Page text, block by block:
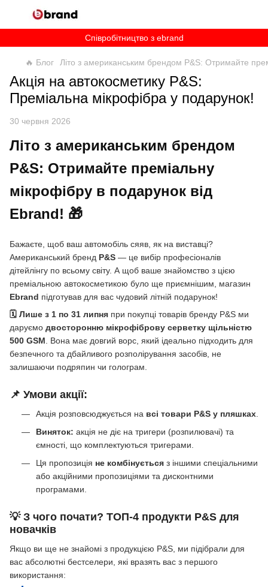
Співробітництво з ebrand
🔥 Блог Літо з американським брендом P&S: Отримайте
Акція на автокосметику P&S:
Преміальна мікрофібра у подарунок!
30 червня 2026
Літо з американським брендом
P&S: Отримайте преміальну
мікрофібру в подарунок від
Ebrand! 🎁
Бажаєте, щоб ваш автомобіль сяяв, як на виставці?
Американський бренд P&S — це вибір професіоналів
дітейлінгу по всьому світу. А щоб ваше знайомство з цією
преміальною автокосметикою було ще приємнішим, магазин
Ebrand підготував для вас чудовий літній подарунок!
🗓 Лише з 1 по 31 липня при покупці товарів бренду P&S ми
даруємо двосторонню мікрофіброву серветку щільністю
500 GSM . Вона має довгий ворс, який ідеально підходить для
безпечного та дбайливого розполірування засобів, не
залишаючи подряпин чи голограм.
📌 Умови акції:
Акція розповсюджується на всі товари P&S у пляшках
Виняток: акція не діє на тригери (розпилювачі) та
ємності, що комплектуються тригерами.
Ця пропозиція не комбінується з іншими спеціальними
або акційними пропозиціями та дисконтними
програмами.
💡 З чого почати? ТОП-4 продукти P&S для
новачків
Якщо ви ще не знайомі з продукцією P&S, ми підібрали для
вас абсолютні бестселери, які вразять вас з першого
використання: